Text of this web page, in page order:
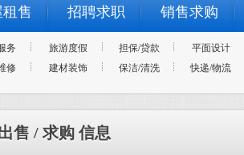
租售 招聘求职 销售求购
务 旅游度假 担保/贷款
平面设计
修 建材装饰 保洁/清洗 快递/物流
售 / 求购 信息